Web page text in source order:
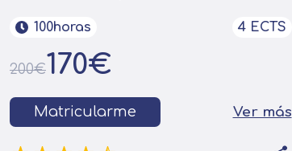
100horas 4 ECTS
200€170€
Matricularme Ver más